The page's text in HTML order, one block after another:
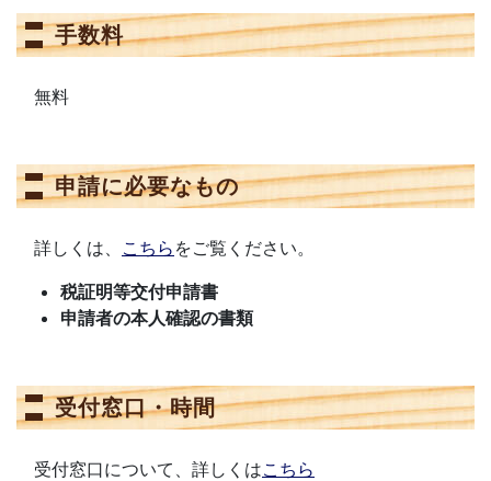
手数料
無料
申請に必要なもの
詳しくは、 こちら をご覧ください。
税証明等交付申請書
申請者の本人確認の書類
受付窓口・時間
受付窓口について、詳しくはこちら